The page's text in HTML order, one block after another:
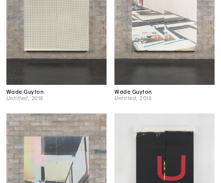
Wade Guyton
Untitled , 2016
Wade Guyton
Untitled , 2018